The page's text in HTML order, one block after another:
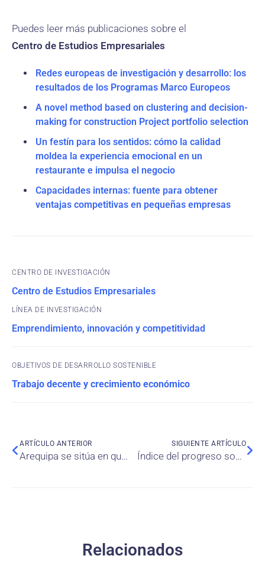
Puedes leer más publicaciones sobre el
Centro de Estudios Empresariales
Redes europeas de investigación y desarrollo: los
resultados de los Programas Marco Europeos
A novel method based on clustering and decision-
making for construction Project portfolio selection
Un festín para los sentidos: cómo la calidad
moldea la experiencia emocional en un
restaurante e impulsa el negocio
Capacidades internas: fuente para obtener
ventajas competitivas en pequeñas empresas
CENTRO DE INVESTIGACIÓN
Centro de Estudios Empresariales
Emprendimiento, innovación y competitividad
OBJETIVOS DE DESARROLLO SOSTENIBLE
Trabajo decente y crecimiento económico
ARTÍCULO ANTERIOR
Arequipa se sitúa en quinto lugar en ranking de progreso social
SIGUIENTE ARTÍCULO
Índice del progreso social y los Objetivos de Desarrollo Sostenible
Relacionados